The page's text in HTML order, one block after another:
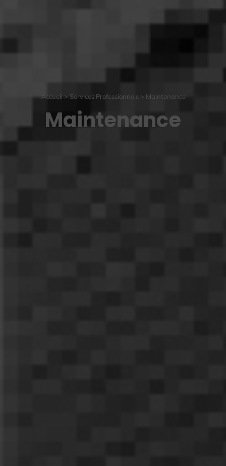
Accueil > Services Professionnels> Maintenance
Maintenance